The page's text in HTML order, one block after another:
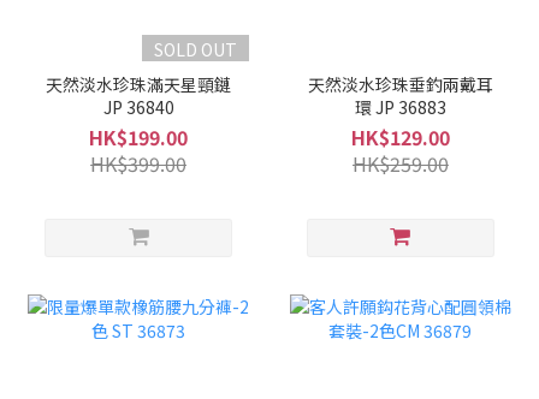
SOLD OUT
天然淡水珍珠滿天星頸鏈
JP 36840
HK$199.00
HK$399.00
天然淡水珍珠垂釣兩戴耳
環 JP 36883
HK$129.00
HK$259.00